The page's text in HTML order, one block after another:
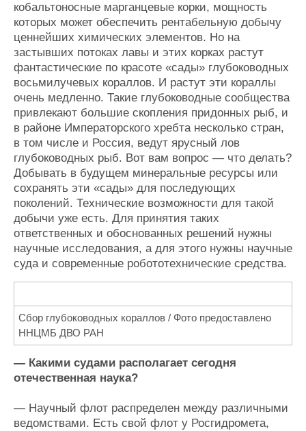
кобальтоносные марганцевые корки, мощность
которых может обеспечить рентабельную добычу
ценнейших химических элементов. Но на
застывших потоках лавы и этих корках растут
фантастические по красоте «сады» глубоководных
восьмилучевых кораллов. И растут эти кораллы
очень медленно. Такие глубоководные сообщества
привлекают большие скопления придонных рыб, и
в районе Императорского хребта несколько стран,
в том числе и Россия, ведут ярусный лов
глубоководных рыб. Вот вам вопрос — что делать?
Добывать в будущем минеральные ресурсы или
сохранять эти «сады» для последующих
поколений. Технические возможности для такой
добычи уже есть. Для принятия таких
ответственных и обоснованных решений нужны
научные исследования, а для этого нужны научные
суда и современные робототехнические средства.
Сбор глубоководных кораллов / Фото предоставлено
ННЦМБ ДВО РАН
— Какими судами располагает сегодня
отечественная наука?
— Научный флот распределен между различными
ведомствами. Есть свой флот у Росгидромета,